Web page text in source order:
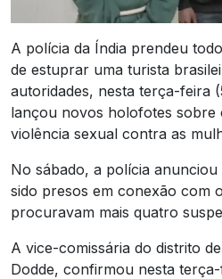
A polícia da Índia prendeu
de estuprar uma turista
autoridades, nesta terça-feira
lançou novos holofotes sobre
violência sexual contra as
No sábado, a polícia
sido presos em conexão com
procuravam mais quatro
A vice-comissária do distrito
Dodde, confirmou nesta